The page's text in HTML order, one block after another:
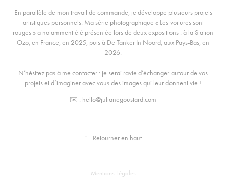
En parallèle de mon travail de commande, je développe plusieurs projets
artistiques personnels. Ma série photographique « Les voitures sont
rouges » a notamment été présentée lors de deux expositions : à la Station
Ozo, en France, en 2025, puis à De Tanker In Noord, aux Pays-Bas, en
2026.
N’hésitez pas à me contacter : je serai ravie d’échanger autour de vos
projets et d’imaginer avec vous des images qui leur donnent vie !
✉️ : hello@julianegoustard.com
↑ Retourner en haut
Mentions Légales